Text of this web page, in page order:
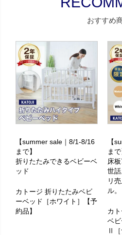
おすすめ
【summer sale｜8/1-8/16
まで】
折りたたみできるベビーベ
ッド
カトージ 折りたたみベビ
ーベッド［ホワイト］【予
約品】
【
まで
床
世
リ
ル。
カ
ベ
Ⅱ［